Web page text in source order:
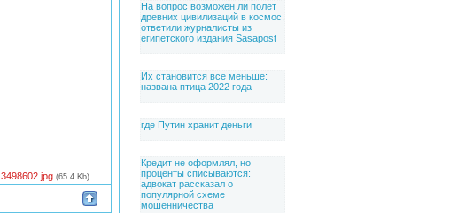
На вопрос возможен ли полет
древних цивилизаций в космос,
ответили журналисты из
египетского издания Sasapost
Их становится все меньше:
названа птица 2022 года
где Путин хранит деньги
Кредит не оформлял, но
проценты списываются:
адвокат рассказал о
популярной схеме
мошенничества
3498602.jpg (65.4 Kb)